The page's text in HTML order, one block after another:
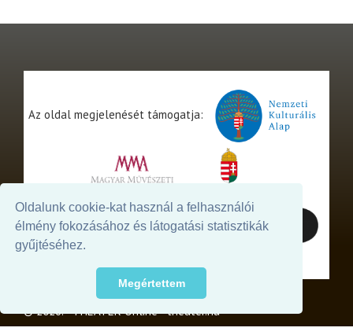
Oldalunk cookie-kat használ a felhasználói
élmény fokozásához és látogatási statisztikák
gyűjtéséhez.
Megértettem
Az oldal megjelenését támogatja:
© 2026. - THEATER Online -theater.hu